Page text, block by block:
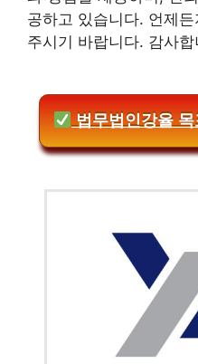
공하고 있습니다. 언제
주시기 바랍니다. 감사합
법무법인강율